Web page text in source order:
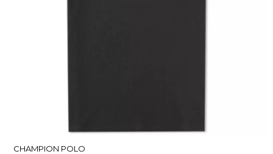
CHAMPION POLO